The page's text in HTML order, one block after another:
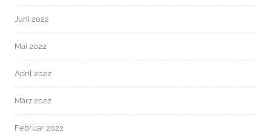
Juni 2022
Mai 2022
April 2022
März 2022
Februar 2022